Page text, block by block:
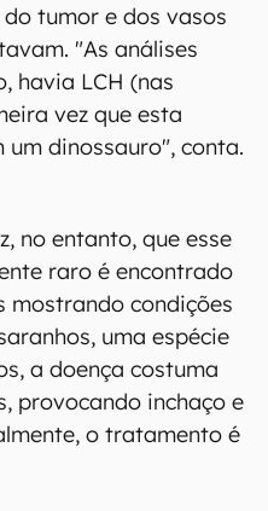
tumor e dos vasos
"As análises
havia LCH (nas
vez que esta
dinossauro", conta.
no entanto, que esse
raro é encontrado
mostrando condições
uma espécie
a doença costuma
provocando inchaço e
o tratamento é